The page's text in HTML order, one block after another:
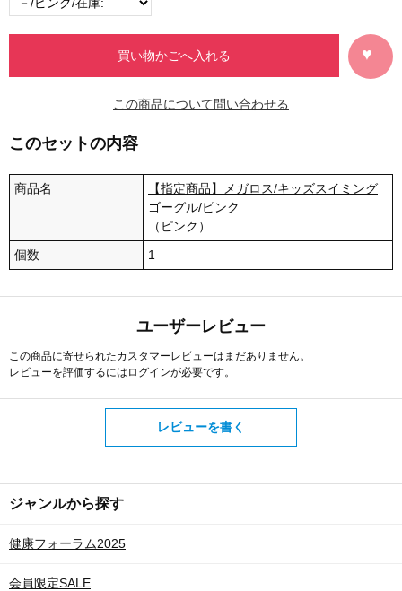
このセットの内容
商品名
【指定商品】メガロス/キッズスイミング
ゴーグル/ピンク
（ピンク）
個数
1
この商品について問い合わせる
ユーザーレビュー
この商品に寄せられたカスタマーレビューはまだありません。
レビューを評価するには ログインが必要です。
レビューを書く
ジャンルから探す
健康フォーラム2025
会員限定SALE